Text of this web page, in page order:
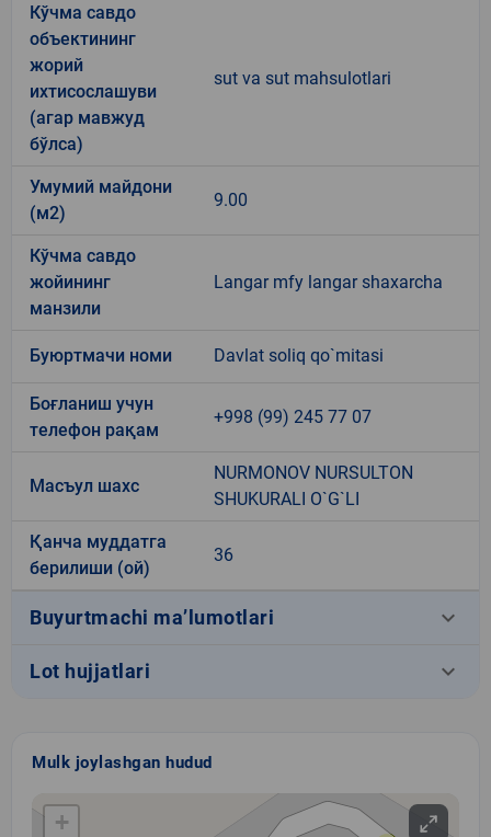
Кўчма савдо
объектининг
жорий
ихтисослашуви
(агар мавжуд
бўлса)
sut va sut mahsulotlari
Умумий майдони
(м2)
9.00
Кўчма савдо
жойининг
манзили
Langar mfy langar shaxarcha
Буюртмачи номи Davlat soliq qo`mitasi
Боғланиш учун
телефон рақам
+998 (99) 245 77 07
Масъул шахс
NURMONOV NURSULTON
SHUKURALI O`G`LI
Қанча муддатга
берилиши (ой)
36
Buyurtmachi ma’lumotlari keyboard_arrow_down
Lot hujjatlari keyboard_arrow_down
Mulk joylashgan hudud
+